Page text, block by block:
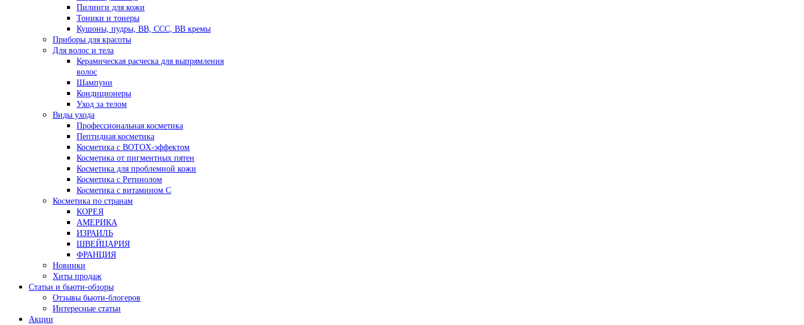
Пилинги для кожи
Тоники и тонеры
Кушоны, пудры, ВВ, ССС, ВВ кремы
Приборы для красоты
Для волос и тела
Керамическая расческа для выпрямления
волос
Шампуни
Кондиционеры
Уход за телом
Виды ухода
Профессиональная косметика
Пептидная косметика
Косметика с BOTOX-эффектом
Косметика от пигментных пятен
Косметика для проблемной кожи
Косметика с Ретинолом
Косметика с витамином С
Косметика по странам
КОРЕЯ
АМЕРИКА
ИЗРАИЛЬ
ШВЕЙЦАРИЯ
ФРАНЦИЯ
Новинки
Хиты продаж
Статьи и бьюти-обзоры
Отзывы бьюти-блогеров
Интересные статьи
Акции